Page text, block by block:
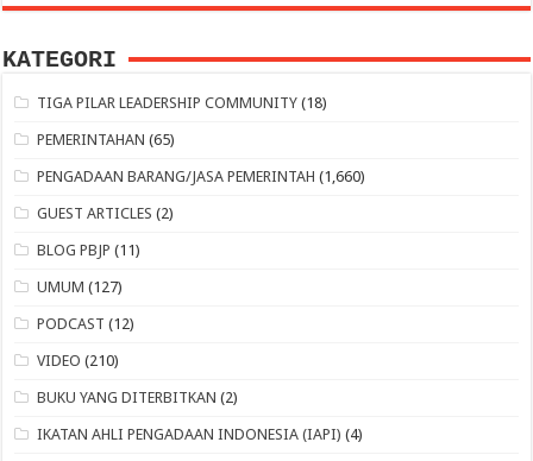
KATEGORI
TIGA PILAR LEADERSHIP COMMUNITY (18)
PEMERINTAHAN (65)
PENGADAAN BARANG/JASA PEMERINTAH (1,660)
GUEST ARTICLES (2)
BLOG PBJP (11)
UMUM (127)
PODCAST (12)
VIDEO (210)
BUKU YANG DITERBITKAN (2)
IKATAN AHLI PENGADAAN INDONESIA (IAPI) (4)